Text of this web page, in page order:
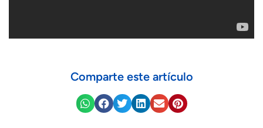
Comparte este artículo